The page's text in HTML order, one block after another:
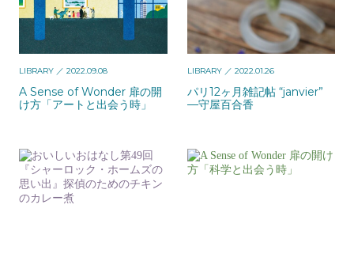
LIBRARY ／ 2022.09.08
A Sense of Wonder 扉の開
け方「アートと出会う時」
LIBRARY／ 2022.01.26
パリ12ヶ月雑記帖 “janvier”
—守屋百合香